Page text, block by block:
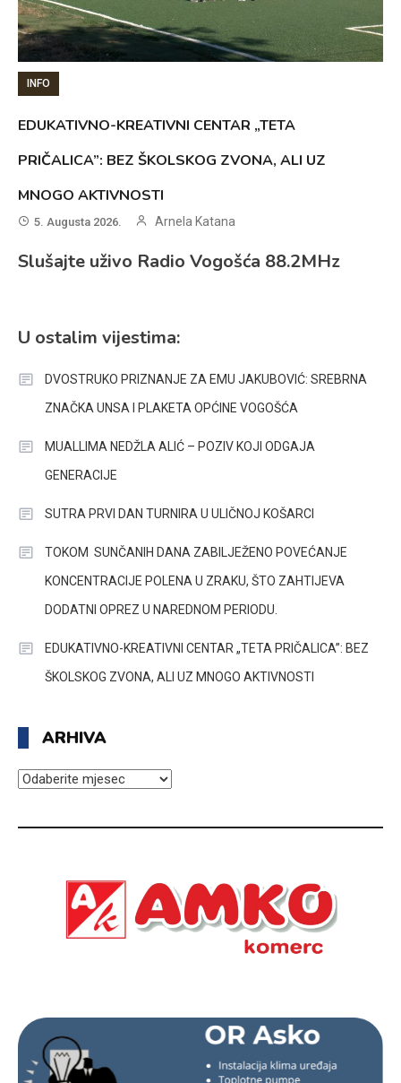
INFO
EDUKATIVNO-KREATIVNI CENTAR „TETA
PRIČALICA”: BEZ ŠKOLSKOG ZVONA, ALI UZ
MNOGO AKTIVNOSTI
5. Augusta 2026. Arnela Katana
Slušajte uživo Radio Vogošća 88.2MHz
U ostalim vijestima:
DVOSTRUKO PRIZNANJE ZA EMU JAKUBOVIĆ: SREBRNA
ZNAČKA UNSA I PLAKETA OPĆINE VOGOŠĆA
MUALLIMA NEDŽLA ALIĆ – POZIV KOJI ODGAJA
GENERACIJE
SUTRA PRVI DAN TURNIRA U ULIČNOJ KOŠARCI
TOKOM SUNČANIH DANA ZABILJEŽENO POVEĆANJE
KONCENTRACIJE POLENA U ZRAKU, ŠTO ZAHTIJEVA
DODATNI OPREZ U NAREDNOM PERIODU.
EDUKATIVNO-KREATIVNI CENTAR „TETA PRIČALICA”: BEZ
ŠKOLSKOG ZVONA, ALI UZ MNOGO AKTIVNOSTI
ARHIVA
ARHIVA